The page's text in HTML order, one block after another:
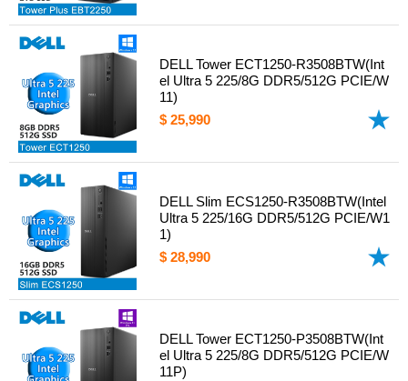
DELL Tower ECT1250-R3508BTW(Int
el Ultra 5 225/8G DDR5/512G PCIE/W
11)
$ 25,990
DELL Slim ECS1250-R3508BTW(Intel
Ultra 5 225/16G DDR5/512G PCIE/W1
1)
$ 28,990
DELL Tower ECT1250-P3508BTW(Int
el Ultra 5 225/8G DDR5/512G PCIE/W
11P)